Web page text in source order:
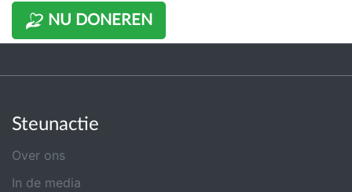
NU DONEREN
Steunactie
Over ons
In de media